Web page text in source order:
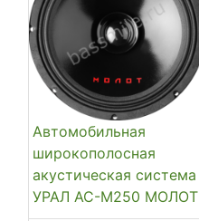
Автомобильная
широкополосная
акустическая система
УРАЛ АС-М250 МОЛОТ